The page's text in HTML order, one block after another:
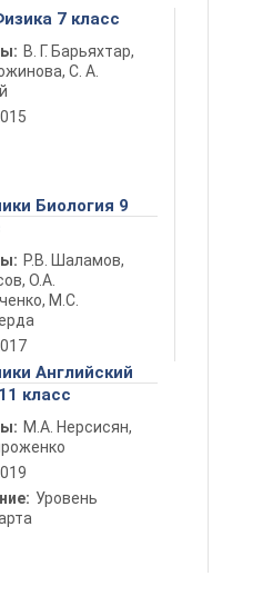
7 класс
В. Г. Барьяхтар,
С. А.
Биология 9
Р.В. Шаламов,
О.А.
М.С.
Английский
класс
М.А. Нерсисян,
Уровень